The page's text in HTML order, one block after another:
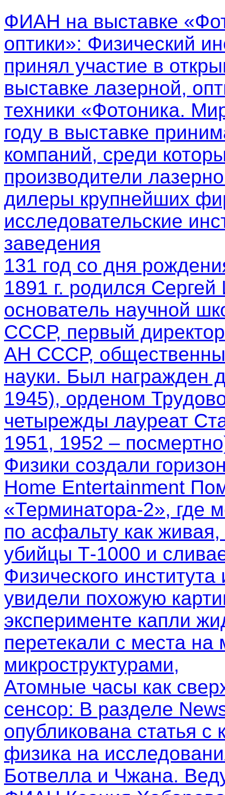
ФИАН на выставке
оптики»: Физический
принял участие в
выставке лазерной,
техники «Фотоника.
году в выставке
компаний, среди
производители
дилеры крупнейших
исследовательские
заведения
131 год со дня
1891 г. родился
основатель научной
СССР, первый
АН СССР,
науки. Был награжден
1945), орденом
четырежды лауреат
1951, 1952 –
Физики создали
Home Entertainment
«Терминатора-2», где
по асфальту как
убийцы Т-1000 и
Физического
увидели похожую
эксперименте капли
перетекали с места на
микроструктурами,
Атомные часы как
сенсор: В разделе
опубликована статья
физика на
Ботвелла и Чжана.